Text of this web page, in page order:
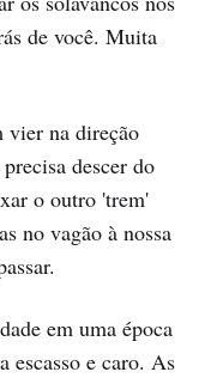
de você. Muita
vier na direção
descer do
o outro 'trem'
no vagão à nossa
em uma época
escasso e caro. As